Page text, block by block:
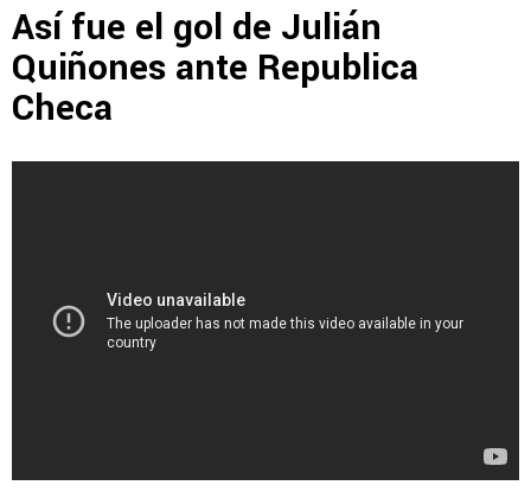
Así fue el gol de Julián
Quiñones ante Republica
Checa